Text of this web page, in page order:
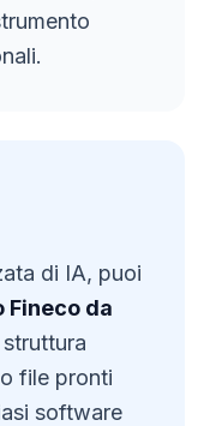
di IA, puoi
Fineco da
file pronti
software